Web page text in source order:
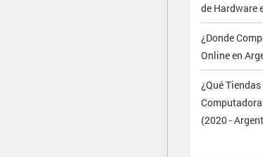
de Hardware
¿Donde
Online en
¿Qué
(2020 -